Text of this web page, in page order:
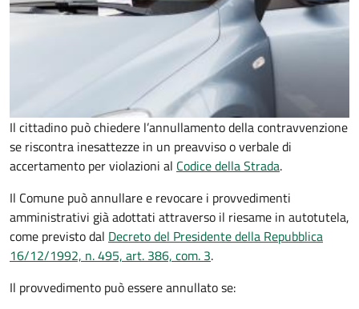
Il cittadino può chiedere l’annullamento della contravvenzione
se riscontra inesattezze in un preavviso o verbale di
accertamento per violazioni al Codice della Strada.
Il Comune può annullare e revocare i provvedimenti
amministrativi già adottati attraverso il riesame in autotutela,
come previsto dal Decreto del Presidente della Repubblica
16/12/1992, n. 495, art. 386, com. 3.
Il provvedimento può essere annullato se: